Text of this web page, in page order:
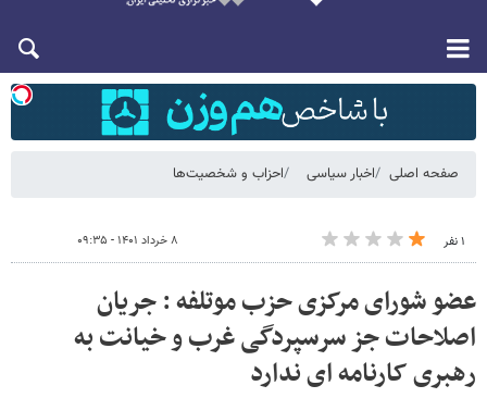
صفحه اصلی اخبار سیاسی احزاب و شخصیت‌ها
۱ نفر ۸ خرداد ۱۴۰۱ - ۰۹:۳۵
عضو شورای مرکزی حزب موتلفه : جریان
اصلاحات جز سرسپردگی غرب و خیانت به
رهبری کارنامه ای ندارد